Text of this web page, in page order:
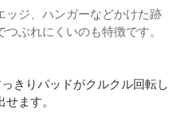
ッジ、ハンガーなどかけた跡
ぶれにくいのも特徴です。
きりパッドがクルクル回転し
ます。